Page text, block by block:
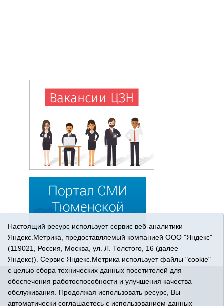
© 2026 Сетевое издание «Ишимская правда». 16+. Все
права защищены.
© При использовании материалов ссылка обязательна.
Адрес редакции: 627750 Тюменская область, г. Ишим, ул.
Настоящий ресурс использует сервис веб-аналитики
Яндекс.Метрика, предоставляемый компанией ООО "Яндекс"
(119021, Россия, Москва, ул. Л. Толстого, 16 (далее —
Яндекс)). Сервис Яндекс.Метрика использует файлы "cookie"
с целью сбора технических данных посетителей для
обеспечения работоспособности и улучшения качества
обслуживания. Продолжая использовать ресурс, Вы
автоматически соглашаетесь с использованием данных